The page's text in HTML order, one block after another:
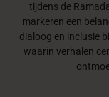
Inspiratie
Over
tijdens de
markeren een
dialoog en inclusie
waarin verhalen